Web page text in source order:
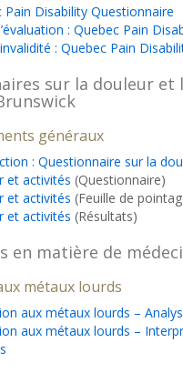
Pain Disability Questionnaire
: Quebec Pain
: Quebec Pain
sur la douleur et
généraux
: Questionnaire sur la
et activités (Questionnaire)
et activités (Feuille de
et activités (Résultats)
en matière de
métaux lourds
aux métaux lourds –
aux métaux lourds –